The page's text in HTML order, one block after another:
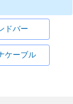
ドバー
ケーブル